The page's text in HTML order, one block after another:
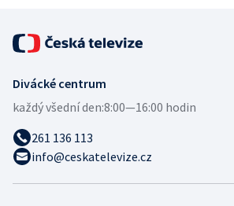
Divácké centrum
každý všední den:8:00—16:00 hodin
261 136 113
info@ceskatelevize.cz